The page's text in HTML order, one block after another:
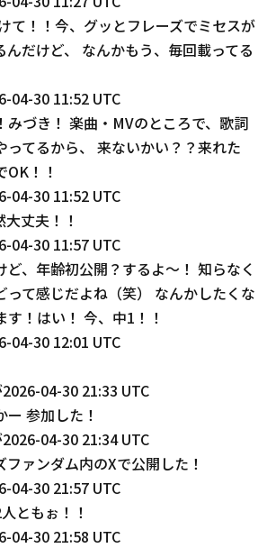
て！！今、グッとフレーズでミセスが
んだけど、 なんかもう、毎回載ってる
04-30 11:52 UTC
みづき！ 楽曲・MVのところで、歌詞
ってるから、 来ないかい？？来れた
！！
04-30 11:52 UTC
丈夫！！
04-30 11:57 UTC
ど、年齢初公開？するよ〜！ 知らなく
って感じだよね（笑） なんかしたくな
す！はい！ 今、中1！！
04-30 12:01 UTC
2026-04-30 21:33 UTC
参加した！
2026-04-30 21:34 UTC
ファンダム内のXで公開した！
04-30 21:57 UTC
ともぉ！！
04-30 21:58 UTC